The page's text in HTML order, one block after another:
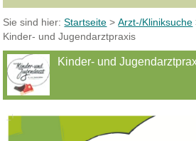
Sie sind hier:Startseite >Arzt-/Kliniksuche
Kinder- und Jugendarztpraxis
Kinder- und